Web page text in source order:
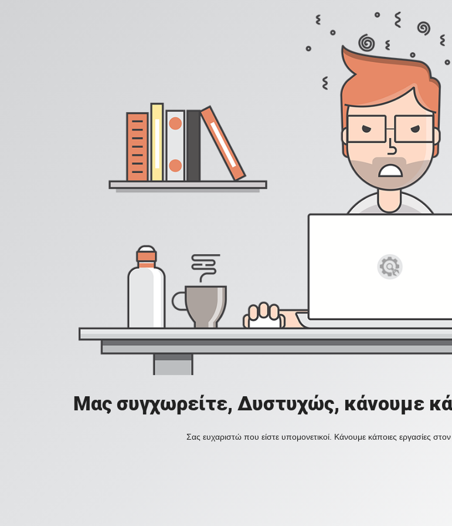
Μας συγχωρείτε, Δυστυχώς, κάνουμε
Σας ευχαριστώ που είστε υπομονετικοί. Κάνουμε κάποιες εργασίες